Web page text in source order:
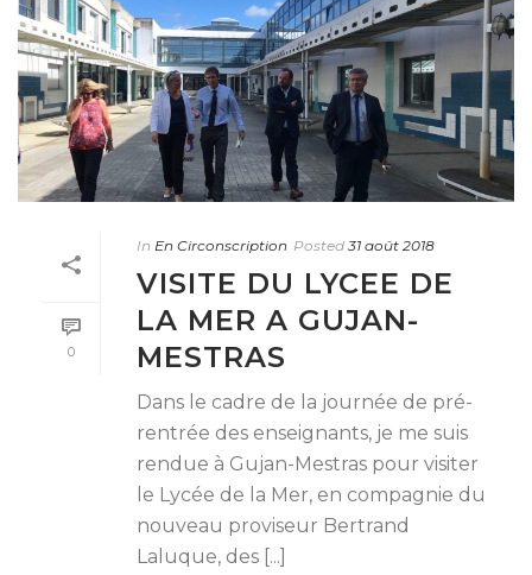
0
In En Circonscription Posted 31 août 2018
VISITE DU LYCEE DE
LA MER A GUJAN-
MESTRAS
Dans le cadre de la journée de pré-
rentrée des enseignants, je me suis
rendue à Gujan-Mestras pour visiter
le Lycée de la Mer, en compagnie du
nouveau proviseur Bertrand
Laluque, des [...]